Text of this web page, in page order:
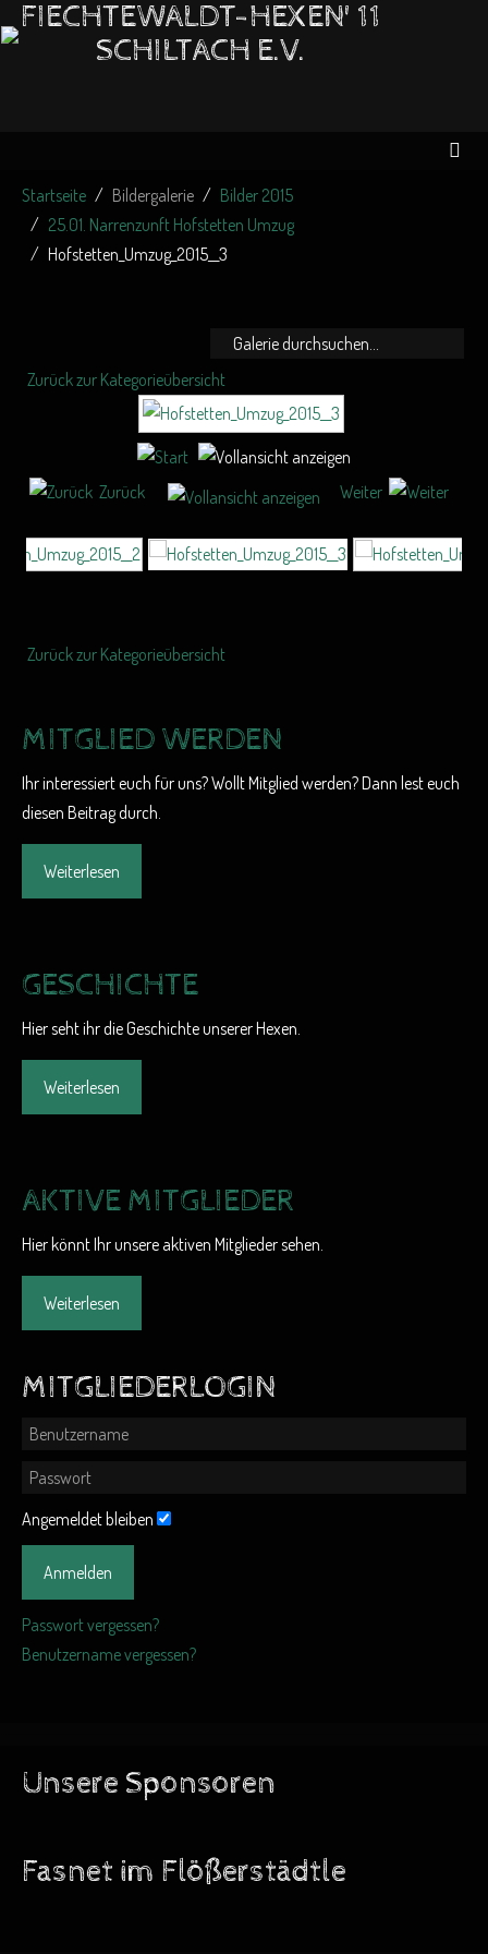
FIECHTEWALDT-HEXEN' 11
SCHILTACH E.V.
Startseite Bildergalerie
Bilder 2015
25.01. Narrenzunft Hofstetten Umzug
Hofstetten_Umzug_2015__3
Zurück zur Kategorieübersicht
Zurück Weiter
Zurück zur Kategorieübersicht
MITGLIED WERDEN
Ihr interessiert euch für uns? Wollt Mitglied werden? Dann lest euch
diesen Beitrag durch.
Weiterlesen
GESCHICHTE
Hier seht ihr die Geschichte unserer Hexen.
Weiterlesen
AKTIVE MITGLIEDER
Hier könnt Ihr unsere aktiven Mitglieder sehen.
Weiterlesen
MITGLIEDERLOGIN
Angemeldet bleiben
Anmelden
Passwort vergessen?
Benutzername vergessen?
Unsere Sponsoren
Fasnet im Flößerstädtle